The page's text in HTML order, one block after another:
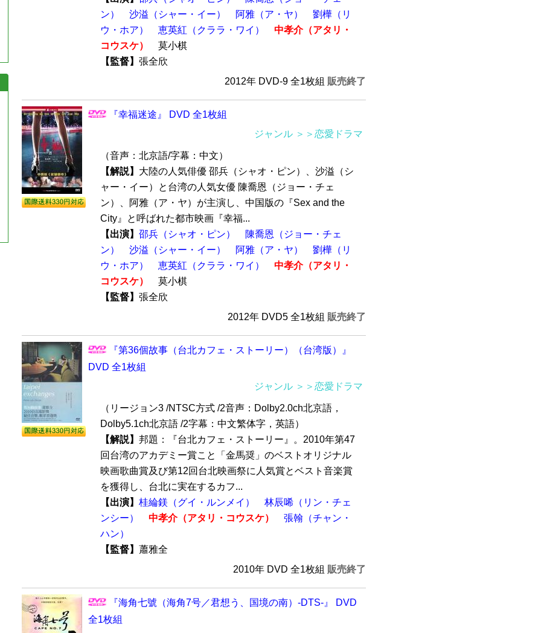
ン）
沙溢（シャー・イー） 阿雅（ア・ヤ）
劉樺（リ
ウ・ホア）
恵英紅（クララ・ワイ）
中孝介（アタリ・
コウスケ）
莫小棋
【監督】 張全欣
2012年 DVD-9 全1枚組 販売終了
『幸福迷途』 DVD 全1枚組
ジャンル ＞＞恋愛ドラマ
（音声：北京語/字幕：中文）
【解説】 大陸の人気俳優 邵兵（シャオ・ピン）、沙溢（シ
ャー・イー）と台湾の人気女優 陳喬恩（ジョー・チェ
ン）、阿雅（ア・ヤ）が主演し、中国版の『Sex and the
City』と呼ばれた都市映画『幸福...
【出演】 邵兵（シャオ・ピン）
陳喬恩（ジョー・チェ
ン）
沙溢（シャー・イー） 阿雅（ア・ヤ）
劉樺（リ
ウ・ホア）
恵英紅（クララ・ワイ）
中孝介（アタリ・
コウスケ）
莫小棋
【監督】 張全欣
2012年 DVD5 全1枚組 販売終了
『第36個故事（台北カフェ・ストーリー）（台湾版）』
DVD 全1枚組
ジャンル ＞＞恋愛ドラマ
（リージョン3 /NTSC方式 /2音声：Dolby2.0ch北京語，
Dolby5.1ch北京語 /2字幕：中文繁体字，英語）
【解説】 邦題：『台北カフェ・ストーリー』。2010年第47
回台湾のアカデミー賞こと「金馬奨」のベストオリジナル
映画歌曲賞及び第12回台北映画祭に人気賞とベスト音楽賞
を獲得し、台北に実在するカフ...
【出演】 桂綸鎂（グイ・ルンメイ）
林辰唏（リン・チェ
ンシー）
中孝介（アタリ・コウスケ）
張翰（チャン・
ハン）
【監督】 蕭雅全
2010年 DVD 全1枚組 販売終了
『海角七號（海角7号／君想う、国境の南）-DTS-』 DVD
全1枚組